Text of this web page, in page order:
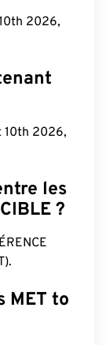
2026,
10th 2026,
les
?
MET to